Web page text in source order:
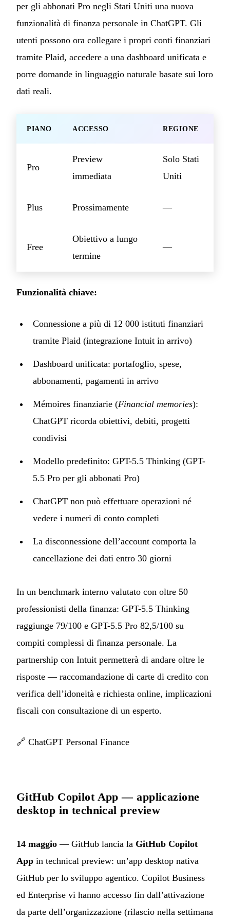
per gli abbonati Pro negli Stati Uniti una nuova
funzionalità di finanza personale in ChatGPT. Gli
utenti possono ora collegare i propri conti finanziari
tramite Plaid, accedere a una dashboard unificata e
porre domande in linguaggio naturale basate sui loro
dati reali.
PIANO ACCESSO REGIONE
Pro
Preview
immediata
Solo Stati
Uniti
Plus Prossimamente —
Free
Obiettivo a lungo
termine
—
Funzionalità chiave:
Connessione a più di 12 000 istituti finanziari
tramite Plaid (integrazione Intuit in arrivo)
Dashboard unificata: portafoglio, spese,
abbonamenti, pagamenti in arrivo
Mémoires finanziarie (Financial memories):
ChatGPT ricorda obiettivi, debiti, progetti
condivisi
Modello predefinito: GPT-5.5 Thinking (GPT-
5.5 Pro per gli abbonati Pro)
ChatGPT non può effettuare operazioni né
vedere i numeri di conto completi
La disconnessione dell’account comporta la
cancellazione dei dati entro 30 giorni
In un benchmark interno valutato con oltre 50
professionisti della finanza: GPT-5.5 Thinking
raggiunge 79/100 e GPT-5.5 Pro 82,5/100 su
compiti complessi di finanza personale. La
partnership con Intuit permetterà di andare oltre le
risposte — raccomandazione di carte di credito con
verifica dell’idoneità e richiesta online, implicazioni
fiscali con consultazione di un esperto.
🔗 ChatGPT Personal Finance
GitHub Copilot App — applicazione
desktop in technical preview
14 maggio — GitHub lancia la GitHub Copilot
App in technical preview: un’app desktop nativa
GitHub per lo sviluppo agentico. Copilot Business
ed Enterprise vi hanno accesso fin dall’attivazione
da parte dell’organizzazione (rilascio nella settimana